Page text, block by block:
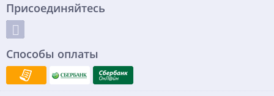
Присоединяйтесь
Способы оплаты